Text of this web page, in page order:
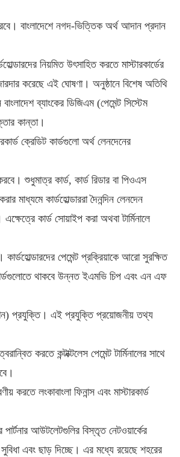
বাংলাদেশে নগদ-ভিত্তিক অর্থ আদান প্রদান
নিয়মিত উৎসাহিত করতে মাস্টারকার্ডের
করেছে এই ঘোষণা। অনুষ্ঠানে বিশেষ অতিথি
ব্যাংকের ডিজিএম (পেমেন্ট সিস্টেম
কান্তা।
ক্রেডিট কার্ডগুলো অর্থ লেনদেনের
শুধুমাত্র কার্ড, কার্ড রিডার বা পিওএস
মাধ্যমে কার্ডহোল্ডাররা দৈনন্দিন লেনদেন
কার্ড সোয়াইপ করা অথবা টার্মিনালে
পেমেন্ট প্রক্রিয়াকে আরো সুরক্ষিত
থাকবে উন্নত ইএমভি চিপ এবং এন এফ
প্রযুক্তি। এই প্রযুক্তি প্রয়োজনীয় তথ্য
করতে কন্টাক্টলেস পেমেন্ট টার্মিনালের সাথে
করতে লংকাবাংলা ফিনান্স এবং মাস্টারকার্ড
পার্টনার আউটলেটগুলির বিস্তৃত নেটওয়ার্কের
এবং ছাড় দিচ্ছে। এর মধ্যে রয়েছে শহরের